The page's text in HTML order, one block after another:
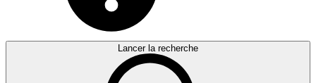
Lancer la recherche